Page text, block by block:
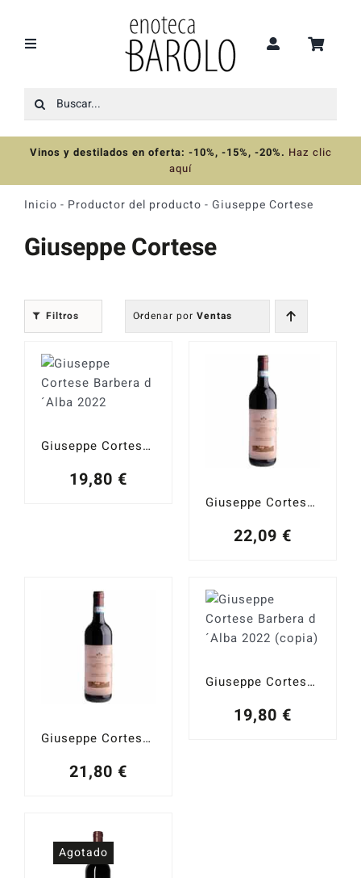
contenido
Toggle
Recomendaciones
Ofertas
Destilados
Catas y Actividades
Buscar:
Vinos y destilados en oferta: -10%, -15%, -20%. Haz clic
aquí
Inicio - Productor del producto - Giuseppe Cortese
Giuseppe Cortese
Filtros Ordenar por Ventas
Giuseppe Cortese Barbera d´Alba 2022
19,80 €
Giuseppe Cortese Barbera d´Alba 2024
22,09 €
Giuseppe Cortese Barbera d´Alba 2023
21,80 €
Giuseppe Cortese Barbera d´Alba 2022 (copia)
19,80 €
Agotado